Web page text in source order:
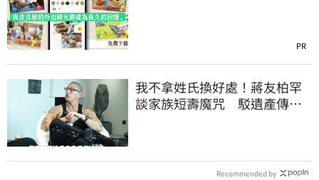
PR
我不拿姓氏換好處！蔣友柏罕
談家族短壽魔咒 駁遺產傳
Recommended by